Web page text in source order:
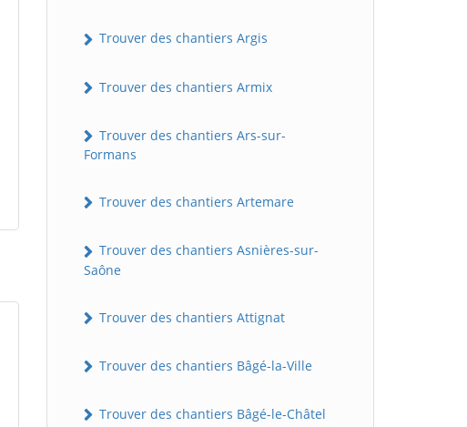
Trouver des chantiers Argis
Trouver des chantiers Armix
Trouver des chantiers Ars-sur-
Formans
Trouver des chantiers Artemare
Trouver des chantiers Asnières-sur-
Saône
Trouver des chantiers Attignat
Trouver des chantiers Bâgé-la-Ville
Trouver des chantiers Bâgé-le-Châtel